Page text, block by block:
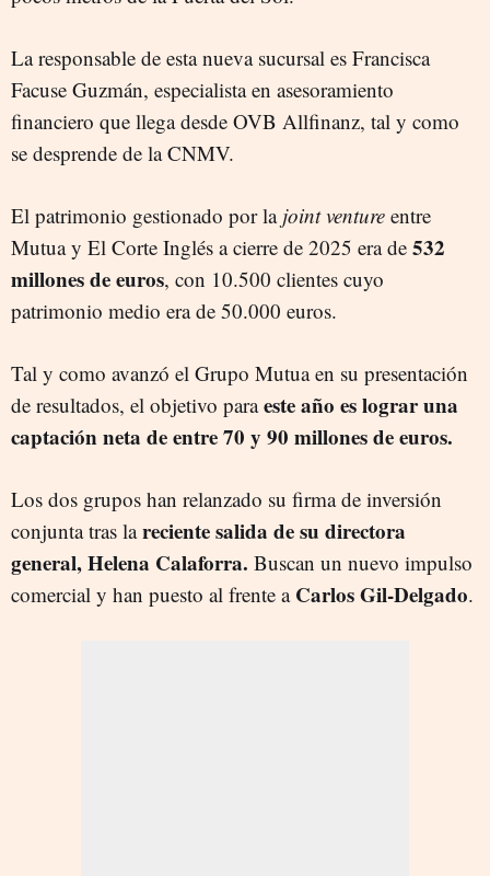
La responsable de esta nueva sucursal es Francisca
Facuse Guzmán, especialista en asesoramiento
financiero que llega desde OVB Allfinanz, tal y como
se desprende de la CNMV.
El patrimonio gestionado por la joint venture entre
Mutua y El Corte Inglés a cierre de 2025 era de 532
millones de euros, con 10.500 clientes cuyo
patrimonio medio era de 50.000 euros.
Tal y como avanzó el Grupo Mutua en su presentación
de resultados, el objetivo paraeste año es lograr una
captación neta de entre 70 y 90 millones de euros.
Los dos grupos han relanzado su firma de inversión
conjunta tras lareciente salida de su directora
general, Helena Calaforra. Buscan un nuevo impulso
comercial y han puesto al frente a Carlos Gil-Delgado.